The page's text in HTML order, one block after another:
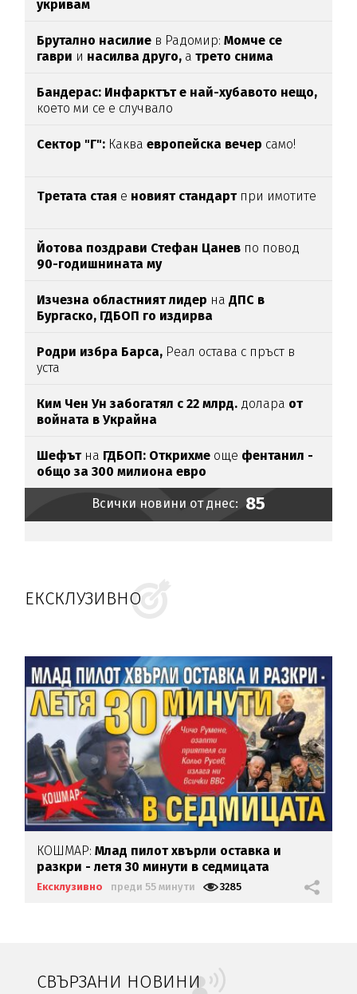
укривам
Брутално насилие в Радомир:Момче се
гаври и насилва друго, атрето снима
Бандерас: Инфарктът е най-хубавото нещо,
което ми се е случвало
Сектор "Г": Какваевропейска вечер само!
Третата стая е новият стандартпри имотите
Йотова поздрави Стефан Цанев по повод
90-годишнината му
Изчезна областният лидер наДПС в
Бургаско, ГДБОП го издирва
Родри избра Барса, Реал остава с пръст в
уста
Ким Чен Ун забогатял с 22 млрд. долара от
войната в Украйна
Шефътна ГДБОП: Открихме още фентанил -
общо за 300 милиона евро
Всички новини от днес: 85
ЕКСКЛУЗИВНО
КОШМАР:Млад пилот хвърли оставка и
разкри - летя 30 минути в седмицата
Ексклузивно преди 55 минути 3285
СВЪРЗАНИ НОВИНИ